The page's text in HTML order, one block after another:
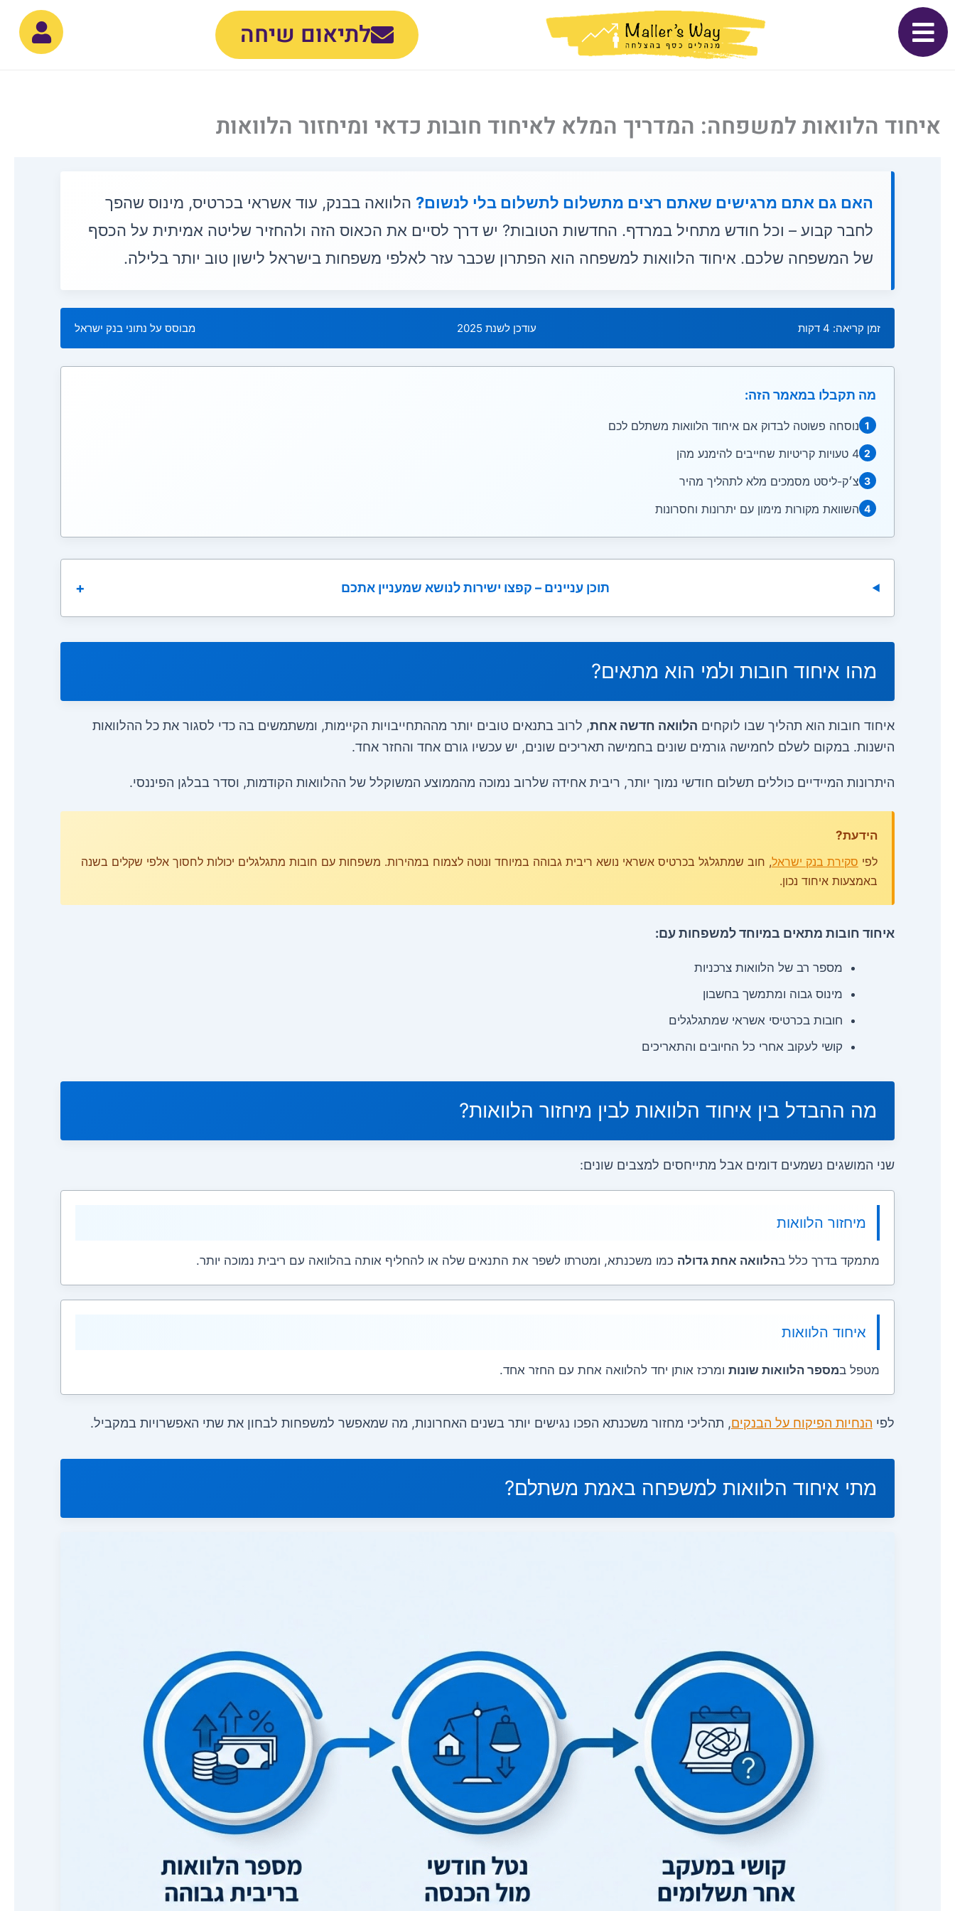
לתוכן
דילוג
לתוכן
לתיאום שיחה
איחוד הלוואות למשפחה: המדריך המלא לאיחוד חובות כדאי ומיחזור הלוואות
האם גם אתם מרגישים שאתם רצים מתשלום לתשלום בלי לנשום? הלוואה בבנק, עוד אשראי בכרטיס, מינוס שהפך
לחבר קבוע – וכל חודש מתחיל במרדף. החדשות הטובות? יש דרך לסיים את הכאוס הזה ולהחזיר שליטה אמיתית על הכסף
של המשפחה שלכם. איחוד הלוואות למשפחה הוא הפתרון שכבר עזר לאלפי משפחות בישראל לישון טוב יותר בלילה.
זמן קריאה: 4 דקות עודכן לשנת 2025 מבוסס על נתוני בנק ישראל
מה תקבלו במאמר הזה:
1 נוסחה פשוטה לבדוק אם איחוד הלוואות משתלם לכם
2 4 טעויות קריטיות שחייבים להימנע מהן
3 צ׳ק-ליסט מסמכים מלא לתהליך מהיר
4 השוואת מקורות מימון עם יתרונות וחסרונות
תוכן עניינים – קפצו ישירות לנושא שמעניין אתכם +
מהו איחוד חובות ולמי הוא מתאים?
איחוד חובות הוא תהליך שבו לוקחים הלוואה חדשה אחת, לרוב בתנאים טובים יותר מההתחייבויות הקיימות, ומשתמשים בה כדי לסגור את כל ההלוואות
הישנות. במקום לשלם לחמישה גורמים שונים בחמישה תאריכים שונים, יש עכשיו גורם אחד והחזר אחד.
היתרונות המיידיים כוללים תשלום חודשי נמוך יותר, ריבית אחידה שלרוב נמוכה מהממוצע המשוקלל של ההלוואות הקודמות, וסדר בבלגן הפיננסי.
הידעת?
לפי סקירת בנק ישראל, חוב שמתגלגל בכרטיס אשראי נושא ריבית גבוהה במיוחד ונוטה לצמוח במהירות. משפחות עם חובות מתגלגלים יכולות לחסוך אלפי שקלים בשנה
באמצעות איחוד נכון.
איחוד חובות מתאים במיוחד למשפחות עם:
מספר רב של הלוואות צרכניות
מינוס גבוה ומתמשך בחשבון
חובות בכרטיסי אשראי שמתגלגלים
קושי לעקוב אחרי כל החיובים והתאריכים
מה ההבדל בין איחוד הלוואות לבין מיחזור הלוואות?
שני המושגים נשמעים דומים אבל מתייחסים למצבים שונים:
מיחזור הלוואות
מתמקד בדרך כלל בהלוואה אחת גדולה כמו משכנתא, ומטרתו לשפר את התנאים שלה או להחליף אותה בהלוואה עם ריבית נמוכה יותר.
איחוד הלוואות
מטפל במספר הלוואות שונות ומרכז אותן יחד להלוואה אחת עם החזר אחד.
לפי הנחיות הפיקוח על הבנקים, תהליכי מחזור משכנתא הפכו נגישים יותר בשנים האחרונות, מה שמאפשר למשפחות לבחון את שתי האפשרויות במקביל.
מתי איחוד הלוואות למשפחה באמת משתלם?